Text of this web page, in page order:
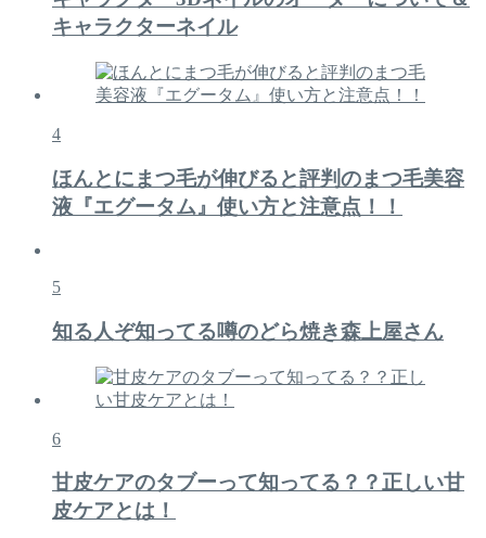
キャラクターネイル
4
ほんとにまつ毛が伸びると評判のまつ毛美容
液『エグータム』使い方と注意点！！
5
知る人ぞ知ってる噂のどら焼き森上屋さん
6
甘皮ケアのタブーって知ってる？？正しい甘
皮ケアとは！